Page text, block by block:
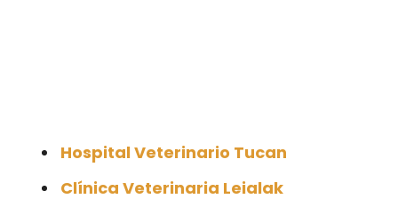
Hospital Veterinario Tucan
Clínica Veterinaria Leialak